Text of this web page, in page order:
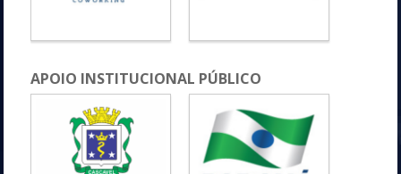
APOIO INSTITUCIONAL PÚBLICO